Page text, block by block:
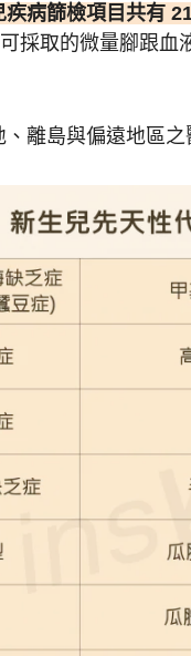
病篩檢項目共有
採取的微量腳跟血
離島與偏遠地區之